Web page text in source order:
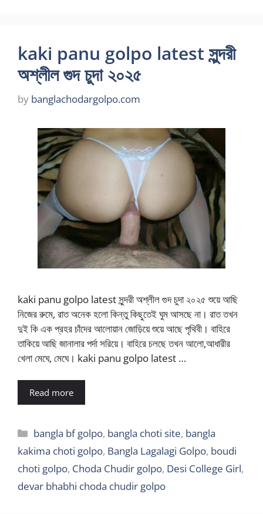
kaki panu golpo latest সুন্দরী
অশ্লীল গুদ চুদা ২০২৫
by banglachodargolpo.com
kaki panu golpo latest সুন্দরী অশ্লীল গুদ চুদা ২০২৫ শুয়ে আছি
নিজের রুমে, রাত অনেক হলো কিন্তু কিছুতেই ঘুম আসছে না। রাত তখন
দুই কি এক প্রহর চাঁদের আলোয়ান জোড়িয়ে শুয়ে আছে পৃথিবী। বাহিরে
তাকিয়ে আছি জানালার পর্দা সরিয়ে। বাহিরে চলছে তখন আলো,আধারীর
খেলা মেঘে, মেঘে। kaki panu golpo latest …
Read more
Categories
bangla bf golpo, bangla choti site, bangla
kakima choti golpo, Bangla Lagalagi Golpo, boudi
choti golpo, Choda Chudir golpo, Desi College Girl,
devar bhabhi choda chudir golpo